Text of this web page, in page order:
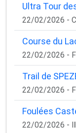
Rejoignez des
recevez chaque
✅ Des
✅ Des
✅ Des
1 email / mois.
Email
Ultra Tour
22/02/2026 -
Course du
22/02/2026 -
Trail de
22/02/2026 -
Foulées
22/02/2026 -